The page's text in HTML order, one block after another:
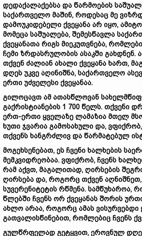
დედაქალაქებსა და წარმოების
საქართველო მაშინ, როდესაც მე
დამოუკიდებელი ქვეყანა არ იყო,
მომეცა საშუალება, შემესწავლა
ქვეყანათა რიგს მიეკუთვნება,
ჩემი ზრდასრულობის ასაკში გახდნენ.
თქვენ ძალიან ახალი ქვეყანა ხართ,
დღეს უკვე აღინიშნა, საქართველო
ერთი უძველესი ქვეყანაა.
გილოცავთ ამ ათასწლოვან
გაქრისტიანების 1 700 წელს. თქვენი
ერთ-ერთი ყველაზე ლამაზია მთელ
ხუთი ჯვარია გამოსახული და,
თქვენს ხანგრძლივ და წარმატებულ
მოგეხსენებათ, ეს ჩვენი ხალხების
მემკვიდრეობაა. ვფიქრობ, ჩვენს
რამ აქვთ, მაგალითად, ღირსების
ღირსება და, როგორც თქვენ აღნიშნეთ,
სუვერენიტეტის რწმენა. სამწუხაროა,
წლებში ჩვენს ორ ქვეყანას შორის
ახლო არაა, როგორც ამას ვისურვებდი
გათვალისწინებით, რომლებიც ჩვენს
გულწრფელად გეტყვით, ეროვნულ